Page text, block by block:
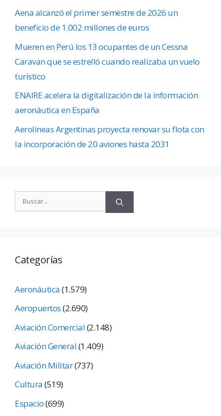
Aena alcanzó el primer semestre de 2026 un
beneficio de 1.002 millones de euros
Mueren en Perú los 13 ocupantes de un Cessna
Caravan que se estrelló cuando realizaba un vuelo
turístico
ENAIRE acelera la digitalización de la información
aeronáutica en España
Aerolíneas Argentinas proyecta renovar su flota con
la incorporación de 20 aviones hasta 2031
Categorías
Aeronáutica(1.579)
Aeropuertos(2.690)
Aviación Comercial(2.148)
Aviación General(1.409)
Aviación Militar(737)
Cultura(519)
Espacio(699)